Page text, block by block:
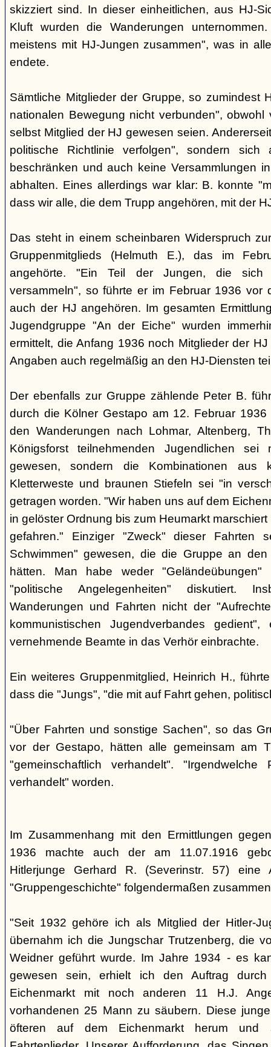
skizziert sind. In dieser einheitlichen, aus HJ-
Kluft wurden die Wanderungen
meistens mit HJ-Jungen zusammen", was in
endete.
Sämtliche Mitglieder der Gruppe, so zumindest
nationalen Bewegung nicht verbunden", obwohl
selbst Mitglied der HJ gewesen seien.
politische Richtlinie verfolgen", sondern
beschränken und auch keine Versammlungen
abhalten. Eines allerdings war klar: B. konnte
dass wir alle, die dem Trupp angehören, mit der
Das steht in einem scheinbaren Widerspruch
Gruppenmitglieds (Helmuth E.), das im
angehörte. "Ein Teil der Jungen, die
versammeln", so führte er im Februar 1936 vor
auch der HJ angehören. Im gesamten
Jugendgruppe "An der Eiche" wurden
ermittelt, die Anfang 1936 noch Mitglieder der
Angaben auch regelmäßig an den HJ-Diensten
Der ebenfalls zur Gruppe zählende Peter B.
durch die Kölner Gestapo am 12. Februar
den Wanderungen nach Lohmar, Altenberg,
Königsforst teilnehmenden Jugendlichen sei
gewesen, sondern die Kombinationen aus
Kletterweste und braunen Stiefeln sei "in
getragen worden. "Wir haben uns auf dem
in gelöster Ordnung bis zum Heumarkt
gefahren." Einziger "Zweck" dieser Fahrten
Schwimmen" gewesen, die die Gruppe an
hätten. Man habe weder "Geländeübungen"
"politische Angelegenheiten" diskutiert.
Wanderungen und Fahrten nicht der
kommunistischen Jugendverbandes
vernehmende Beamte in das Verhör einbrachte.
Ein weiteres Gruppenmitglied, Heinrich H.,
dass die "Jungs", "die mit auf Fahrt gehen,
"Über Fahrten und sonstige Sachen", so das
vor der Gestapo, hätten alle gemeinsam am
"gemeinschaftlich verhandelt".
verhandelt" worden.
Im Zusammenhang mit den Ermittlungen
1936 machte auch der am 11.07.1916
Hitlerjunge Gerhard R. (Severinstr. 57)
"Gruppengeschichte" folgendermaßen
"Seit 1932 gehöre ich als Mitglied der Hitler-
übernahm ich die Jungschar Trutzenberg, die
Weidner geführt wurde. Im Jahre 1934 - es
gewesen sein, erhielt ich den Auftrag
Eichenmarkt mit noch anderen 11 H.J.
vorhandenen 25 Mann zu säubern. Diese
öfteren auf dem Eichenmarkt herum und